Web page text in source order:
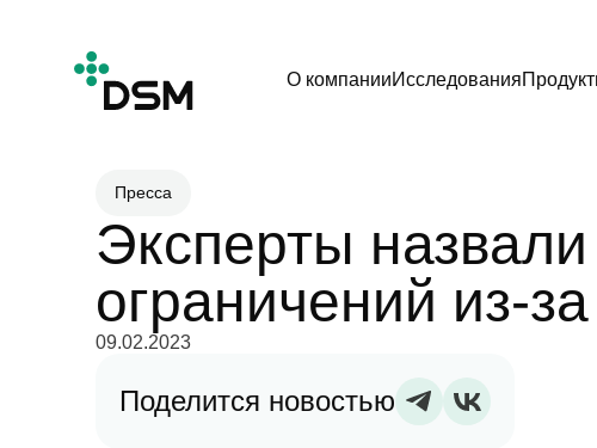
О компанииИсследования
Пресса
Эксперты
ограничений из-
09.02.2023
Поделится новостью